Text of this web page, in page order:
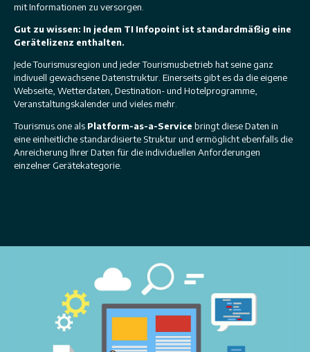
mit Informationen zu versorgen.
Gut zu wissen: In jedem TI Infopoint ist standardmäßig eine
Gerätelizenz enthalten.
Jede Tourismusregion und jeder Tourismusbetrieb hat seine ganz
indivuell gewachsene Datenstruktur. Einerseits gibt es da die eigene
Webseite, Wetterdaten, Destination- und Hotelprogramme,
Veranstaltungskalender und vieles mehr.
Tourismus.one als Platform-as-a-Service bringt diese Daten in
eine einheitliche standardisierte Struktur und ermöglicht ebenfalls die
Anreicherung Ihrer Daten für die individuellen Anforderungen
einzelner Gerätekategorie.